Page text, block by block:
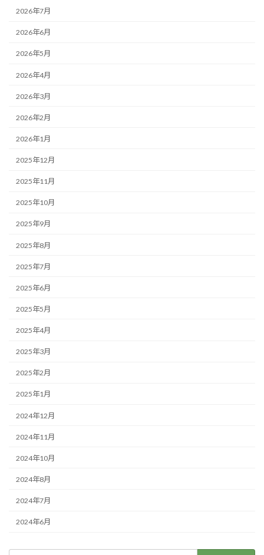
2026年7月
2026年6月
2026年5月
2026年4月
2026年3月
2026年2月
2026年1月
2025年12月
2025年11月
2025年10月
2025年9月
2025年8月
2025年7月
2025年6月
2025年5月
2025年4月
2025年3月
2025年2月
2025年1月
2024年12月
2024年11月
2024年10月
2024年8月
2024年7月
2024年6月